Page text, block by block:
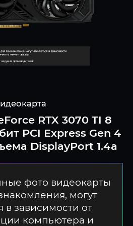
RTX 3070 TI 8
PCI Express Gen 4
DisplayPort 1.4a
фото видеокарты
могут
в зависимости от
компьютера и